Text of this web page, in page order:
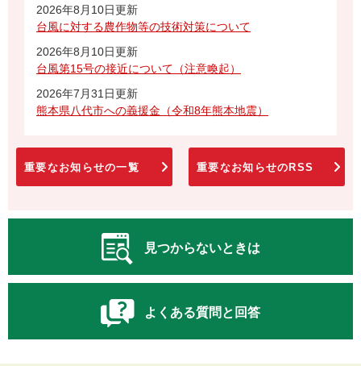
2026年8月10日更新
台風に対する農作物等の技術対策について
2026年8月10日更新
台風第15号の接近について（注意喚起）
2026年7月31日更新
熊本県八代市への義援金（令和8年熊本地震）
重要なお知らせの一覧 重要なお知らせのRSS
見つからないときは
よくある質問と回答